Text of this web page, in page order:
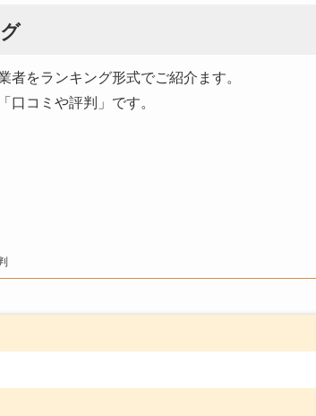
をランキング形式でご紹介ます。
コミや評判」です。